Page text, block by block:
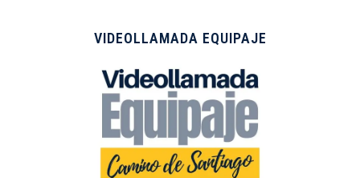
VIDEOLLAMADA EQUIPAJE